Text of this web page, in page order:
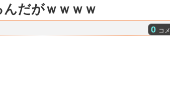
だがｗｗｗｗ
0 コメ